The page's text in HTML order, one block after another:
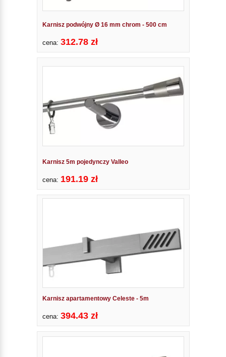
Karnisz podwójny Ø 16 mm chrom - 500 cm
cena: 312.78 zł
Karnisz 5m pojedynczy Valleo
cena: 191.19 zł
Karnisz apartamentowy Celeste - 5m
cena: 394.43 zł